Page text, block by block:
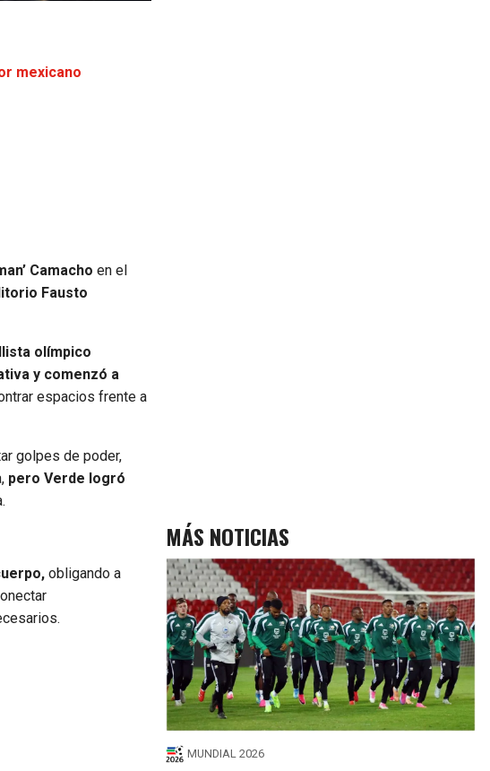
mexicano
Camacho en el
Fausto
olímpico
y comenzó a
espacios frente a
golpes de poder,
pero Verde logró
obligando a
MÁS NOTICIAS
MUNDIAL 2026